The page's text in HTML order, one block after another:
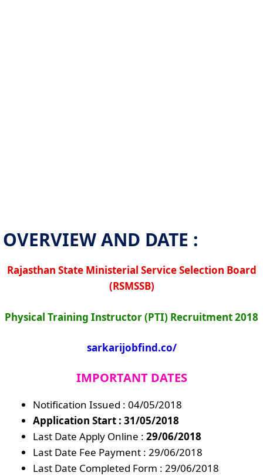
OVERVIEW AND DATE :
Rajasthan State Ministerial Service Selection Board
(RSMSSB)
Physical Training Instructor (PTI) Recruitment 2018
sarkarijobfind.co/
IMPORTANT DATES
Notification Issued : 04/05/2018
Application Start : 31/05/2018
Last Date Apply Online : 29/06/2018
Last Date Fee Payment : 29/06/2018
Last Date Completed Form : 29/06/2018